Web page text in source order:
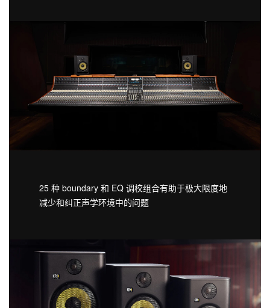
25 种 boundary 和 EQ 调校组合有助于极大限度地
减少和纠正声学环境中的问题